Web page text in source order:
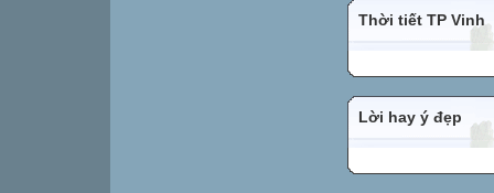
Thời tiết TP Vinh
Lời hay ý đẹp